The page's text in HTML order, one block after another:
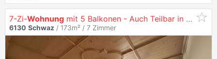
7-Zi-Wohnung mit 5 Balkonen - Auch Teilbar in Zwei Einheiten
6130 Schwaz / 173m² / 7 Zimmer